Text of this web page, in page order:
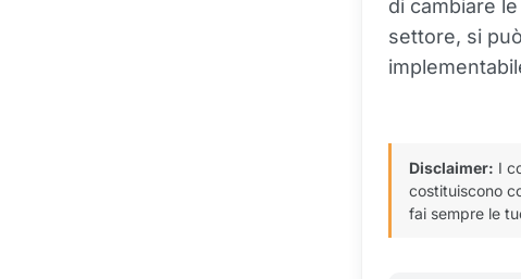
di cambiare
settore, si
Disclaimer: I
costituiscono
fai sempre le